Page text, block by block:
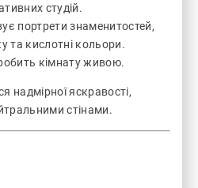
студій.
портрети знаменитостей,
та кислотні кольори.
кімнату живою.
надмірної яскравості,
стінами.